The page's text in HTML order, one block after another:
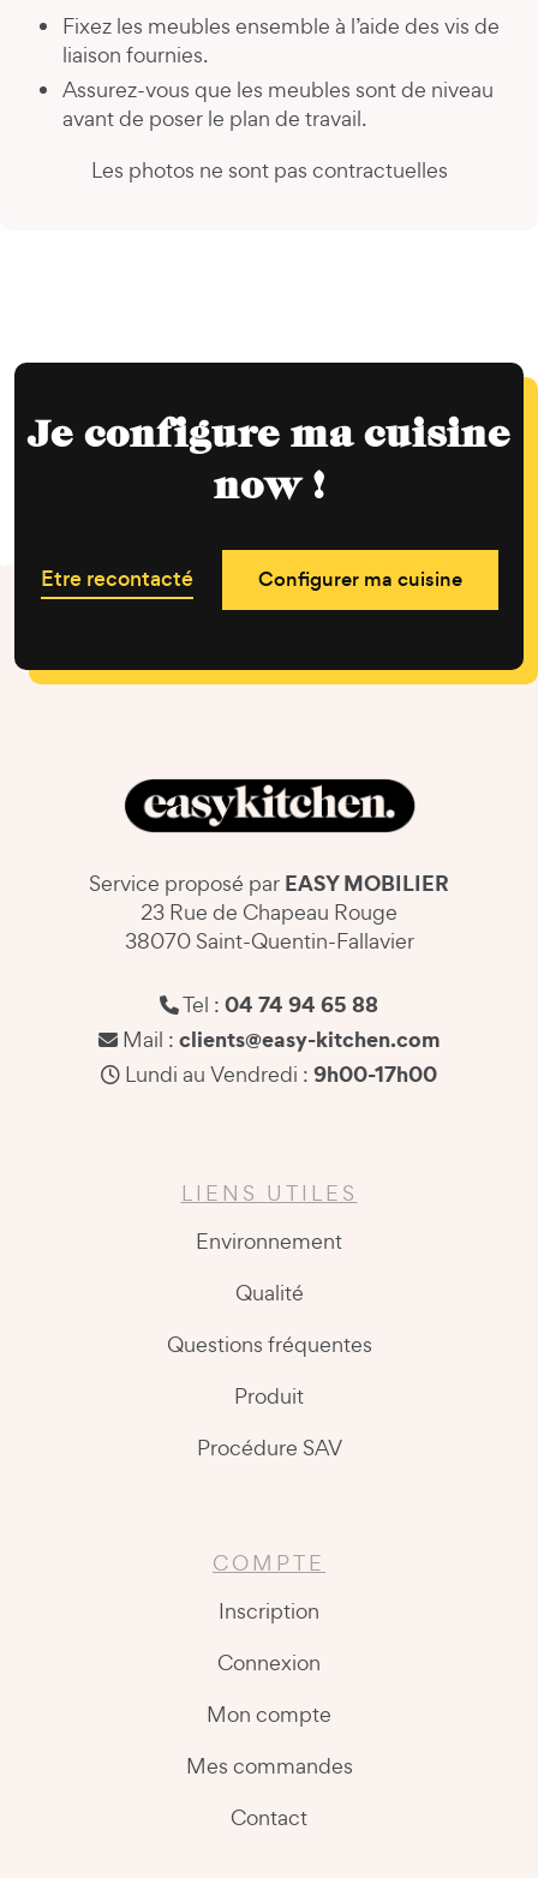
Fixez les meubles ensemble à l’aide des vis de
liaison fournies.
Assurez-vous que les meubles sont de niveau
avant de poser le plan de travail.
Les photos ne sont pas contractuelles
Je configure ma cuisine
now !
Etre recontacté Configurer ma cuisine
Service proposé par EASY MOBILIER
23 Rue de Chapeau Rouge
38070 Saint-Quentin-Fallavier
Tel : 04 74 94 65 88
Mail : clients@easy-kitchen.com
Lundi au Vendredi : 9h00-17h00
LIENS UTILES
Environnement
Qualité
Questions fréquentes
Produit
Procédure SAV
COMPTE
Inscription
Connexion
Mon compte
Mes commandes
Contact